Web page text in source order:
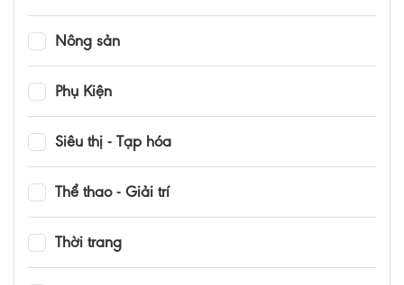
Nông sản
Phụ Kiện
Siêu thị - Tạp hóa
Thể thao - Giải trí
Thời trang